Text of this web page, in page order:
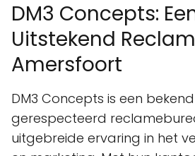
DM3 Concepts:
Uitstekend
Amersfoort
DM3 Concepts is een
gerespecteerd
uitgebreide ervaring in het